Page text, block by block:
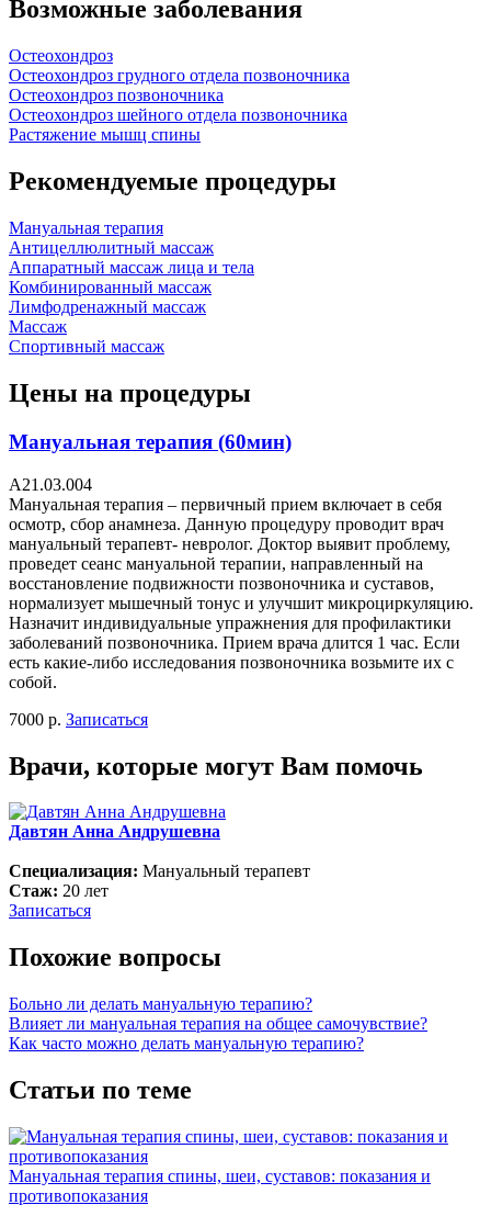
Возможные заболевания
Остеохондроз
Остеохондроз грудного отдела позвоночника
Остеохондроз позвоночника
Остеохондроз шейного отдела позвоночника
Растяжение мышц спины
Рекомендуемые процедуры
Мануальная терапия
Антицеллюлитный массаж
Аппаратный массаж лица и тела
Комбинированный массаж
Лимфодренажный массаж
Массаж
Спортивный массаж
Цены на процедуры
Мануальная терапия (60мин)
A21.03.004
Мануальная терапия – первичный прием включает в себя
осмотр, сбор анамнеза. Данную процедуру проводит врач
мануальный терапевт- невролог. Доктор выявит проблему,
проведет сеанс мануальной терапии, направленный на
восстановление подвижности позвоночника и суставов,
нормализует мышечный тонус и улучшит микроциркуляцию.
Назначит индивидуальные упражнения для профилактики
заболеваний позвоночника. Прием врача длится 1 час. Если
есть какие-либо исследования позвоночника возьмите их с
собой.
7000 р. Записаться
Врачи, которые могут Вам помочь
Давтян Анна Андрушевна
Специализация: Мануальный терапевт
Стаж: 20 лет
Записаться
Похожие вопросы
Больно ли делать мануальную терапию?
Влияет ли мануальная терапия на общее самочувствие?
Как часто можно делать мануальную терапию?
Статьи по теме
Мануальная терапия спины, шеи, суставов: показания и
противопоказания